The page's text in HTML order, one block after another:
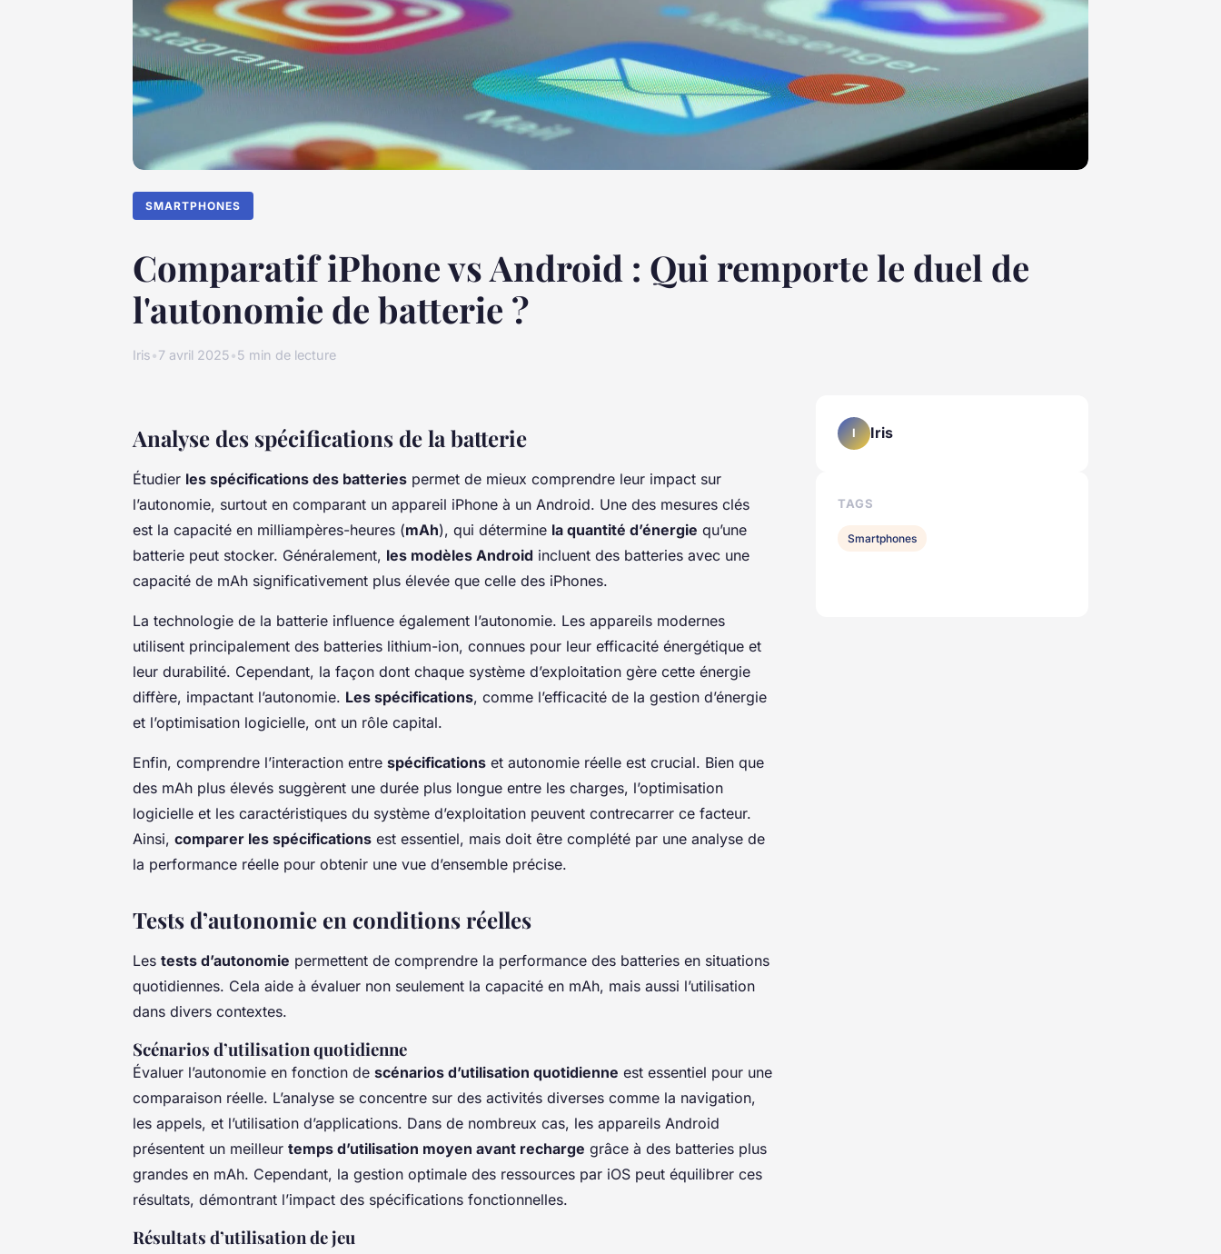
SMARTPHONES
Comparatif iPhone vs Android : Qui remporte le duel de
l'autonomie de batterie ?
Iris•7 avril 2025•5 min de lecture
Analyse des spécifications de la batterie
Étudier les spécifications des batteries permet de mieux comprendre leur impact sur
l’autonomie, surtout en comparant un appareil iPhone à un Android. Une des mesures clés
est la capacité en milliampères-heures (mAh), qui détermine la quantité d’énergie qu’une
batterie peut stocker. Généralement, les modèles Android incluent des batteries avec une
capacité de mAh significativement plus élevée que celle des iPhones.
La technologie de la batterie influence également l’autonomie. Les appareils modernes
utilisent principalement des batteries lithium-ion, connues pour leur efficacité énergétique et
leur durabilité. Cependant, la façon dont chaque système d’exploitation gère cette énergie
diffère, impactant l’autonomie. Les spécifications, comme l’efficacité de la gestion d’énergie
et l’optimisation logicielle, ont un rôle capital.
Enfin, comprendre l’interaction entre spécifications et autonomie réelle est crucial. Bien que
des mAh plus élevés suggèrent une durée plus longue entre les charges, l’optimisation
logicielle et les caractéristiques du système d’exploitation peuvent contrecarrer ce facteur.
Ainsi, comparer les spécifications est essentiel, mais doit être complété par une analyse de
la performance réelle pour obtenir une vue d’ensemble précise.
Tests d’autonomie en conditions réelles
Les tests d’autonomie permettent de comprendre la performance des batteries en situations
quotidiennes. Cela aide à évaluer non seulement la capacité en mAh, mais aussi l’utilisation
dans divers contextes.
Scénarios d’utilisation quotidienne
Évaluer l’autonomie en fonction de scénarios d’utilisation quotidienne est essentiel pour une
comparaison réelle. L’analyse se concentre sur des activités diverses comme la navigation,
les appels, et l’utilisation d’applications. Dans de nombreux cas, les appareils Android
présentent un meilleur temps d’utilisation moyen avant recharge grâce à des batteries plus
grandes en mAh. Cependant, la gestion optimale des ressources par iOS peut équilibrer ces
résultats, démontrant l’impact des spécifications fonctionnelles.
Résultats d’utilisation de jeu
I Iris
TAGS
Smartphones